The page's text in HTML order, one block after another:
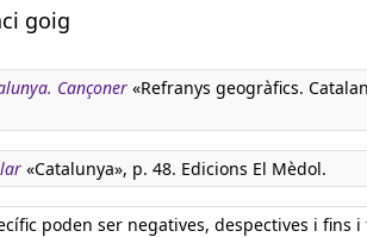
goig
Cançoner «Refranys geogràfics.
«Catalunya», p. 48. Edicions El Mèdol.
poden ser negatives, despectives i